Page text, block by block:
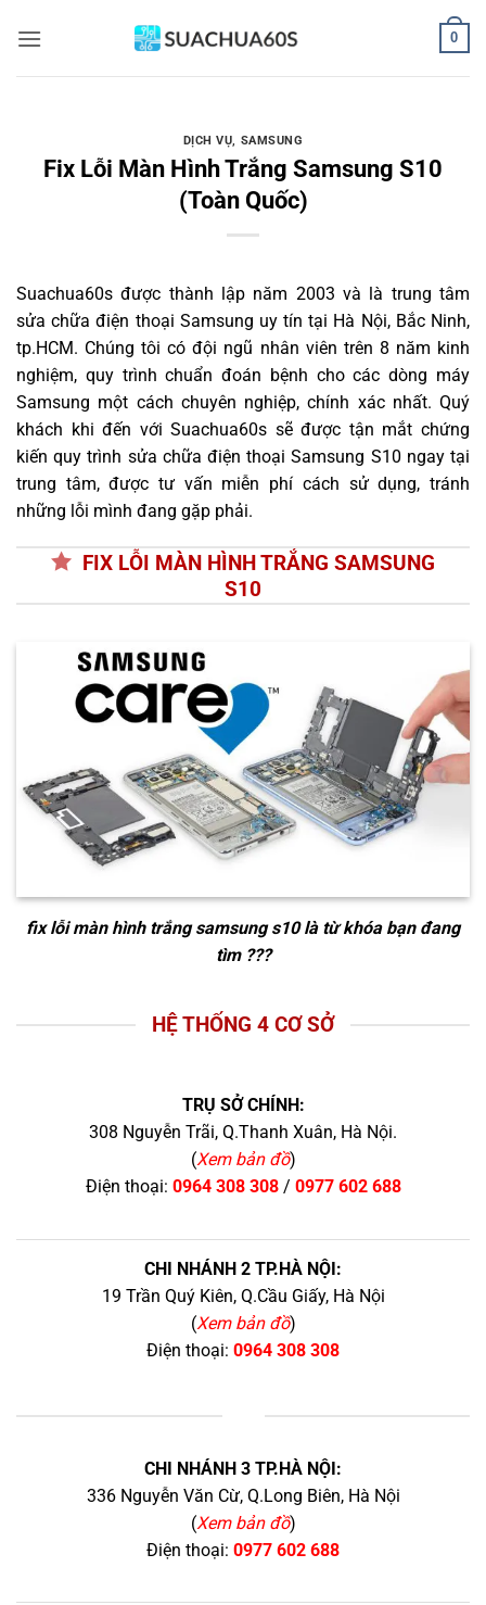
qua
0
DỊCH VỤ, SAMSUNG
Fix Lỗi Màn Hình Trắng Samsung S10
(Toàn Quốc)
Suachua60s được thành lập năm 2003 và là trung tâm
sửa chữa điện thoại Samsung uy tín tại Hà Nội, Bắc Ninh,
tp.HCM. Chúng tôi có đội ngũ nhân viên trên 8 năm kinh
nghiệm, quy trình chuẩn đoán bệnh cho các dòng máy
Samsung một cách chuyên nghiệp, chính xác nhất. Quý
khách khi đến với Suachua60s sẽ được tận mắt chứng
kiến quy trình sửa chữa điện thoại Samsung S10 ngay tại
trung tâm, được tư vấn miễn phí cách sử dụng, tránh
những lỗi mình đang gặp phải.
FIX LỖI MÀN HÌNH TRẮNG SAMSUNG
S10
fix lỗi màn hình trắng samsung s10là từ khóa bạn đang
tìm ???
HỆ THỐNG 4 CƠ SỞ
TRỤ SỞ CHÍNH:
308 Nguyễn Trãi, Q.Thanh Xuân, Hà Nội.
(Xem bản đồ)
Điện thoại: 0964 308 308/ 0977 602 688
CHI NHÁNH 2 TP.HÀ NỘI:
19 Trần Quý Kiên, Q.Cầu Giấy, Hà Nội
(Xem bản đồ)
Điện thoại: 0964 308 308
CHI NHÁNH 3 TP.HÀ NỘI:
336 Nguyễn Văn Cừ, Q.Long Biên, Hà Nội
(Xem bản đồ)
Điện thoại: 0977 602 688